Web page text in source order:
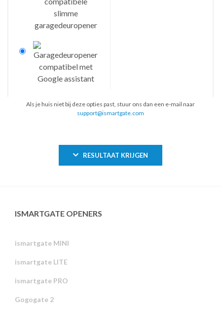
Als je huis niet bij deze opties past, stuur ons dan een e-mail naar
support@ismartgate.com
RESULTAAT KRIJGEN
ISMARTGATE OPENERS
ismartgate MINI
ismartgate LITE
ismartgate PRO
Gogogate 2